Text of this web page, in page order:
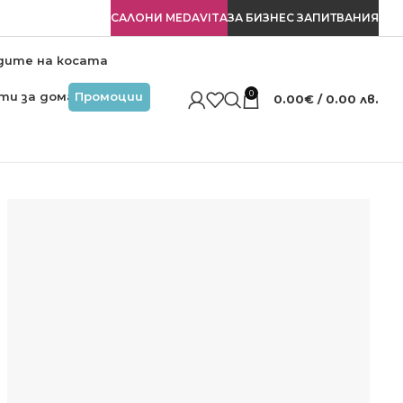
САЛОНИ MEDAVITAЗА БИЗНЕС ЗАПИТВАНИЯ
на косата
за дома Промоции 0 0.00€ / 0.00 лв.